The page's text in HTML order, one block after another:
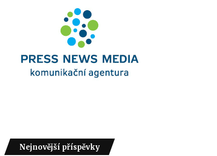
Nejnovější příspěvky